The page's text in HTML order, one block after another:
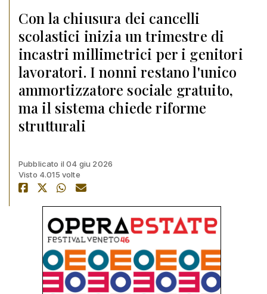
Con la chiusura dei cancelli
scolastici inizia un trimestre di
incastri millimetrici per i genitori
lavoratori. I nonni restano l'unico
ammortizzatore sociale gratuito,
ma il sistema chiede riforme
strutturali
Pubblicato il 04 giu 2026
Visto 4.015 volte